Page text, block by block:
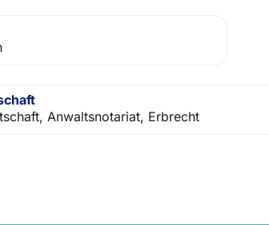
Anwaltsnotariat, Erbrecht